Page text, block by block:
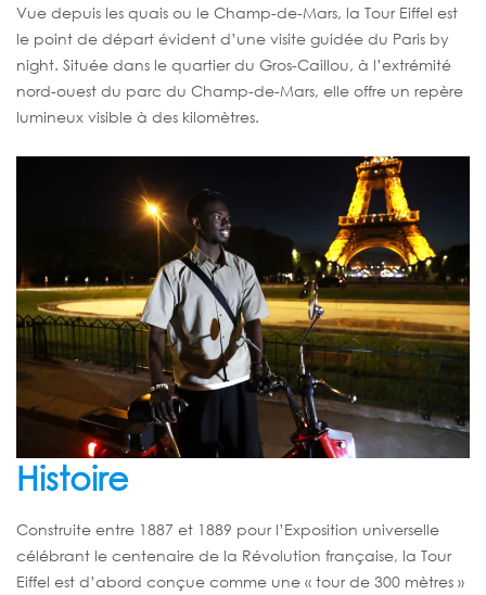
Vue depuis les quais ou le Champ-de-Mars, la Tour Eiffel est
le point de départ évident d’une visite guidée du Paris by
night. Située dans le quartier du Gros-Caillou, à l’extrémité
nord-ouest du parc du Champ-de-Mars, elle offre un repère
lumineux visible à des kilomètres.
Histoire
Construite entre 1887 et 1889 pour l’Exposition universelle
célébrant le centenaire de la Révolution française, la Tour
Eiffel est d’abord conçue comme une « tour de 300 mètres »